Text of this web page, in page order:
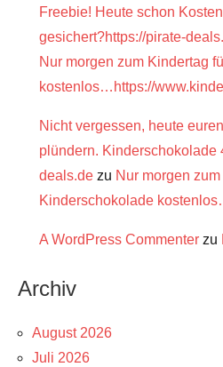
Freebie! Heute schon
gesichert?https://pirate-
Nur morgen zum Kindertag
kostenlos…https://
Nicht vergessen, heute
plündern.
deals.de zu Nur morgen
Kinderschokolade
A WordPress Commenter zu
Archiv
August 2026
Juli 2026